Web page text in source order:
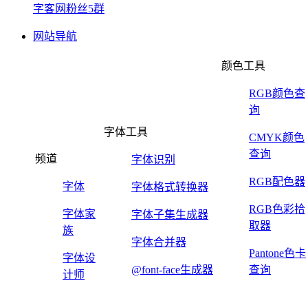
字客网粉丝5群
网站导航
频道
字体
字体家
族
字体设
计师
字体工具
字体识别
字体格式转换器
字体子集生成器
字体合并器
@font-face生成器
颜色工具
RGB颜色查
询
CMYK颜色
查询
RGB配色器
RGB色彩拾
取器
Pantone色卡
查询